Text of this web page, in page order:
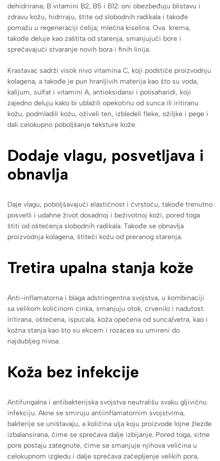
dehidrirana; B vitamini B2, B5 i B12: oni obezbeđuju blistavu i
zdravu kožu, hidriraju, štite od slobodnih radikala i takođe
pomažu u regeneraciji ćelija; mlečna kiselina. Ova krema,
takođe deluje kao zaštita od starenja, smanjujući bore i
sprečavajući stvaranje novih bora i finih linija.
Krastavac sadrži visok nivo vitamina C, koji podstiče proizvodnju
kolagena, a takođe je pun hranljivih materija kao što su voda,
kalijum, sulfat i vitamini A, antioksidansi i polisaharidi, koji
zajedno deluju kako bi ublažili opekotinu od sunca ili iritiranu
kožu, podmladili kožu, oživeli ten, izbledeli fleke, ožiljke i pege i
dali celokupno poboljšanje teksture kože.
Dodaje vlagu, posvetljava i
obnavlja
Daje vlagu, poboljšavajući elastičnost i čvrstoću, takođe trenutno
posvetli i udahne život dosadnoj i beživotnoj koži, pored toga
štiti od oštećenja slobodnih radikala. Takođe se obnavlja
proizvodnja kolagena, štiteći kožu od preranog starenja.
Tretira upalna stanja kože
Anti-inflamatorna i blaga adstringentna svojstva, u kombinaciji
sa velikom količinom cinka, smanjuju otok, crvenilo i nadutost.
Iritirana, oštećena, ispucala, koža opečena od sunca/vetra, kao i
kožna stanja kao što su ekcem i rozacea su umireni do
najdubljeg nivoa.
Koža bez infekcije
Antifungalna i antibakterijska svojstva neutrališu svaku gljivičnu
infekciju. Akne se smiruju antiinflamatornim svojstvima,
bakterije se uništavaju, a količina ulja koju proizvode lojne žlezde
izbalansirana, čime se sprečava dalje izbijanje. Pored toga, sitne
pore postaju zategnute, čime se smanjuje njihova veličina u
celokupnom izgledu i dalje sprečava začepljenje velikih pora,